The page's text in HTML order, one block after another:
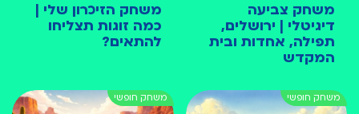
משחק צביעה
דיגיטלי | ירושלים,
תפילה, אחדות ובית
המקדש
משחק הזיכרון שלי |
כמה זוגות תצליחו
להתאים?